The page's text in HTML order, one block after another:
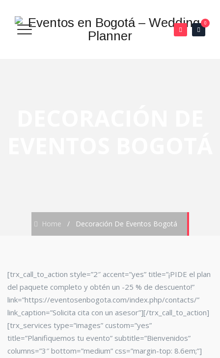
0
Home / Decoración De Eventos Bogotá
[trx_call_to_action style=”2″ accent=”yes” title=”¡PIDE el plan
del paquete completo y obtén un -25 % de descuento!”
link=”https://eventosenbogota.com/index.php/contacts/”
link_caption=”Solicita cita con un asesor”][/trx_call_to_action]
[trx_services type=”images” custom=”yes”
title=”Planifiquemos tu evento” subtitle=”Bienvenidos”
columns=”3″ bottom=”medium” css=”margin-top: 8.6em;”]